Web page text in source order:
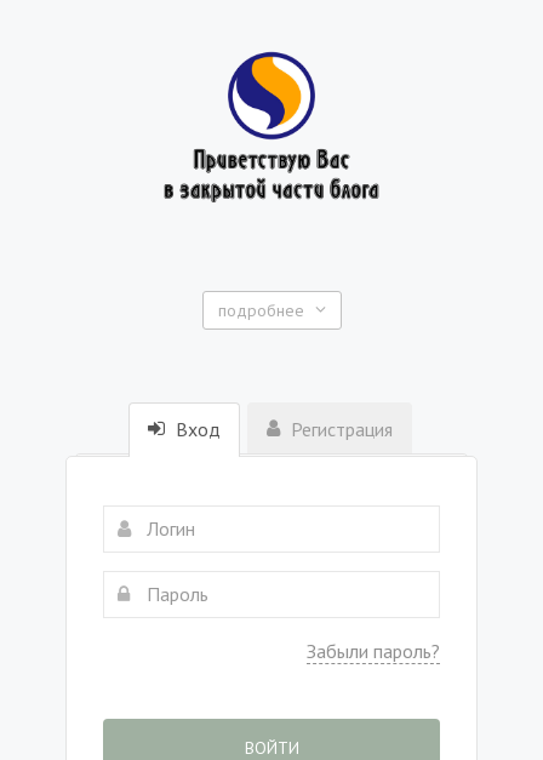
подробнее
Вход Регистрация
Забыли пароль?
ВОЙТИ